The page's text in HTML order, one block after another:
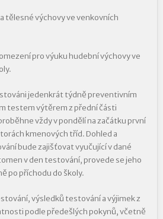
tělesné výchovy ve venkovních
pro výuku hudební výchovy ve
jedenkrát týdně preventivním
testem výtěrem z přední části
vždy v pondělí na začátku první
kmenových tříd. Dohled a
bude zajišťovat vyučující v dané
v den testování, provede se jeho
po příchodu do školy.
výsledků testování a výjimek z
podle předešlých pokynů, včetně